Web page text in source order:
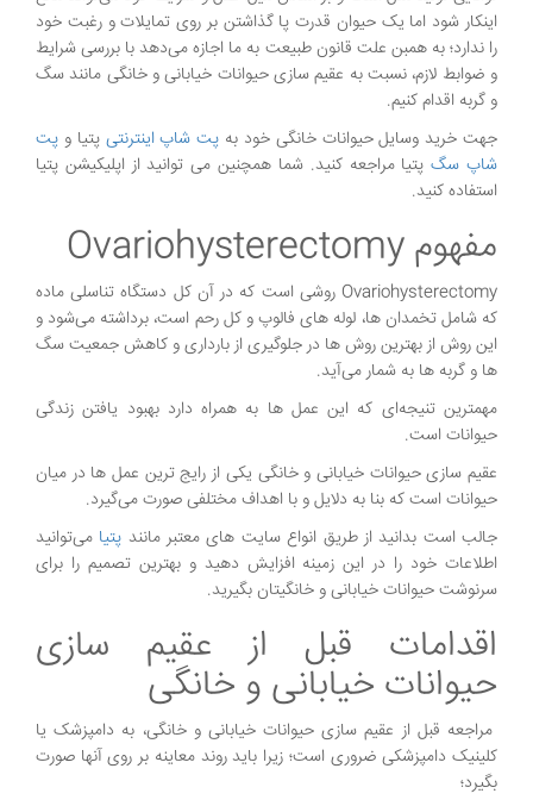
اینکار شود اما یک حیوان قدرت پا گذاشتن بر روی تمایلات و رغبت خود
را ندارد؛ به همبن علت قانون طبیعت به ما اجازه می‌دهد با بررسی شرایط
و ضوابط لازم، نسبت به عقیم سازی حیوانات خیابانی و خانگی مانند سگ
و گربه اقدام کنیم.
جهت خرید وسایل حیوانات خانگی خود به پت شاپ اینترنتی پتیا و پت
شاپ سگپتیا مراجعه کنید. شما همچنین می توانید از اپلیکیشن پتیا
استفاده کنید.
مفهوم Ovariohysterectomy
Ovariohysterectomy روشی است که در آن کل دستگاه تناسلی ماده
که شامل تخمدان ها، لوله ‌های فالوپ و کل رحم است، برداشته می‌شود و
این روش از بهترین روش‌ ها در جلوگیری از بارداری و كاهش جمعیت سگ
ها و گربه ها به شمار می‌آید.
مهمترین تنیجه‌ای که این عمل‌ ها به همراه دارد بهبود یافتن زندگی
حیوانات است.
عقیم سازی حیوانات خیابانی و خانگی یکی از رایج‌ ترین عمل‌ ها در میان
حیوانات است که بنا به دلایل و با اهداف مختلفی صورت می‌گیرد.
جالب است بدانید از طریق انواع سایت‌ های معتبر مانند پتیا می‌توانید
اطلاعات خود را در این زمینه افزایش دهید و بهترین تصمیم را برای
سرنوشت حیوانات خیابانی و خانگیتان بگیرید.
اقدامات قبل از عقیم سازی
حیوانات خیابانی و خانگی
مراجعه قبل از عقیم سازی حیوانات خیابانی و خانگی، به دامپزشک یا
کلینیک دامپزشکی ضروری است؛ زیرا باید روند معاینه بر روی آنها صورت
بگیرد؛